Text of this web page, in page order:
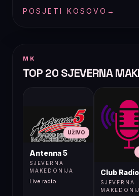
POSJETI KOSOVO →
MK
TOP 20 SJEVERNA
UŽIVO
Antenna 5
SJEVERNA
MAKEDONIJA
Live radio
Club
SJEVERNA